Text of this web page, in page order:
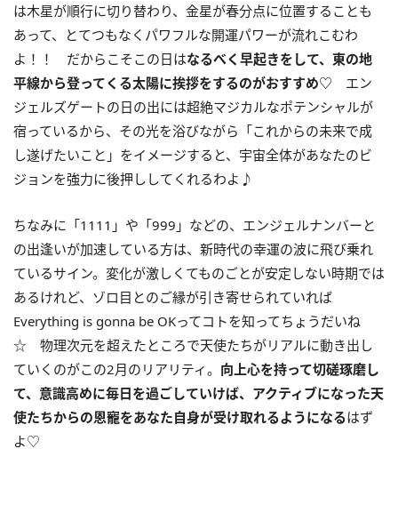
は木星が順行に切り替わり、金星が春分点に位置することも
あって、とてつもなくパワフルな開運パワーが流れこむわ
よ！！ だからこそこの日はなるべく早起きをして、東の地
平線から登ってくる太陽に挨拶をするのがおすすめ♡ エン
ジェルズゲートの日の出には超絶マジカルなポテンシャルが
宿っているから、その光を浴びながら「これからの未来で成
し遂げたいこと」をイメージすると、宇宙全体があなたのビ
ジョンを強力に後押ししてくれるわよ♪
ちなみに「1111 」や「999 」などの、エンジェルナンバーと
の出逢いが加速している方は、新時代の幸運の波に飛び乗れ
ているサイン。変化が激しくてものごとが安定しない時期では
あるけれど、ゾロ目とのご縁が引き寄せられていれば
Everything is gonna be OKってコトを知ってちょうだいね
☆ 物理次元を超えたところで天使たちがリアルに動き出し
ていくのがこの2月のリアリティ。 向上心を持って切磋琢磨し
て、意識高めに毎日を過ごしていけば、アクティブになった天
使たちからの恩寵をあなた自身が受け取れるようになるはず
よ♡